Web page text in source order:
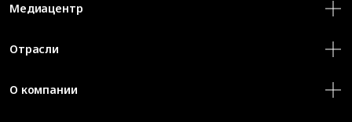
Медиацентр
Отрасли
О компании